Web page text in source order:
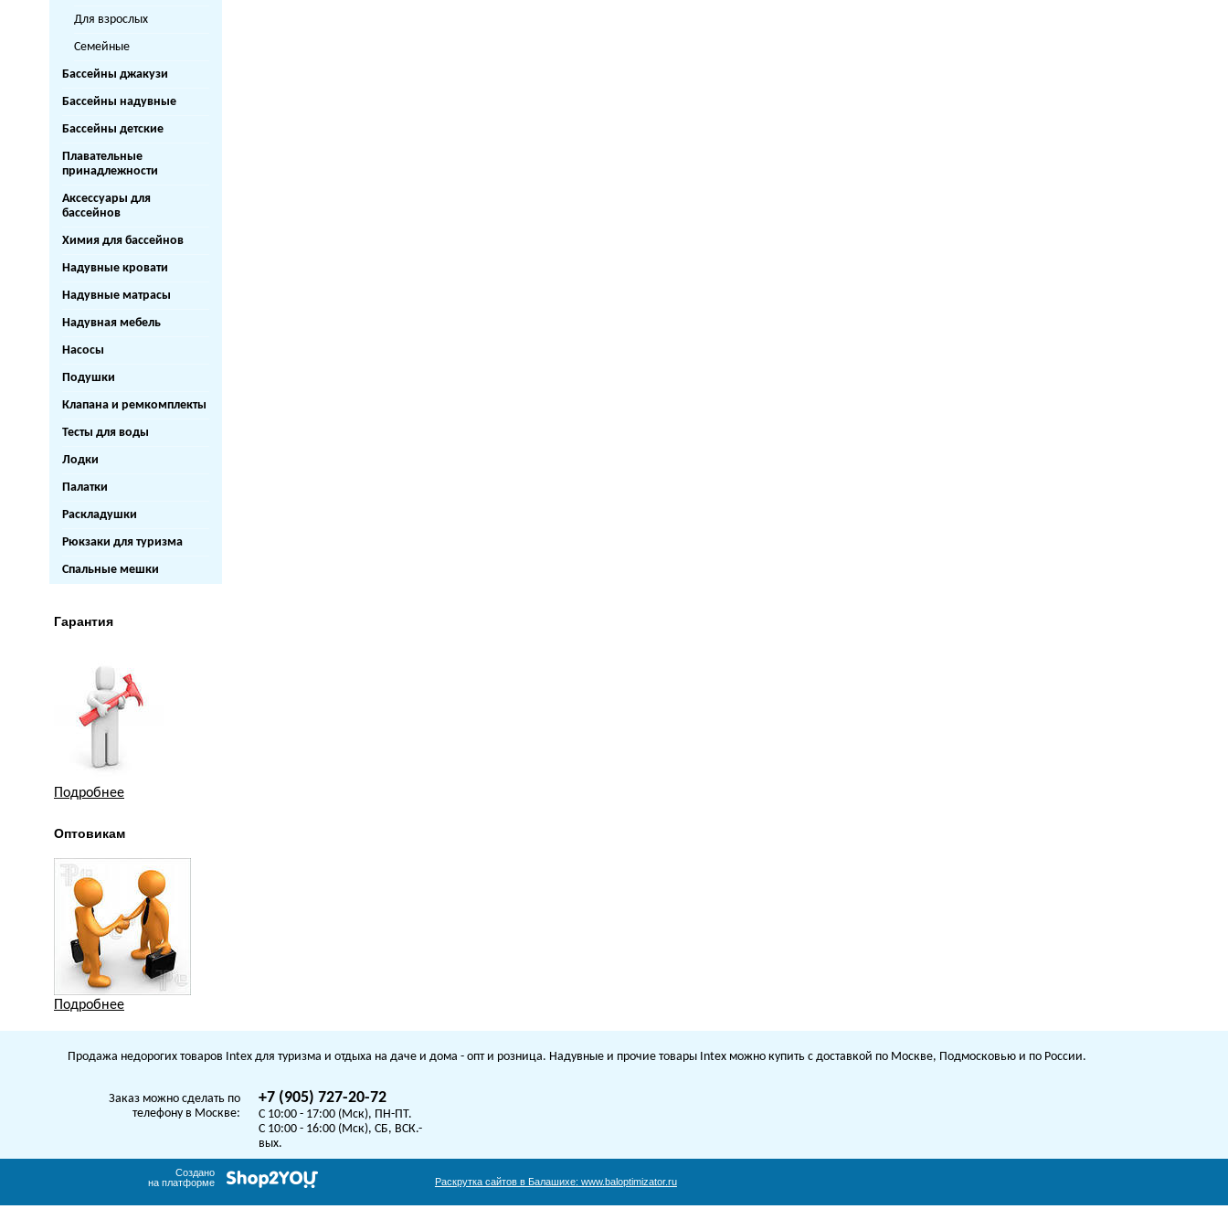
Для взрослых
Семейные
Бассейны джакузи
Бассейны надувные
Бассейны детские
Плавательные
принадлежности
Аксессуары для
бассейнов
Химия для бассейнов
Надувные кровати
Надувные матрасы
Надувная мебель
Насосы
Подушки
Клапана и ремкомплекты
Тесты для воды
Лодки
Палатки
Раскладушки
Рюкзаки для туризма
Спальные мешки
Гарантия
Подробнее
Оптовикам
Подробнее
Продажа недорогих товаров Intex для туризма и отдыха на даче и дома - опт и розница. Надувные и прочие товары Intex можно купить с доставкой по Москве, Подмосковью и по России.
Заказ можно сделать по
телефону в Москве:
+7 (905) 727-20-72
C 10:00 - 17:00 (Мск), ПН-ПТ.
C 10:00 - 16:00 (Мск), СБ, ВСК.-
вых.
Создано
на платформе
Раскрутка сайтов в Балашихе: www.baloptimizator.ru